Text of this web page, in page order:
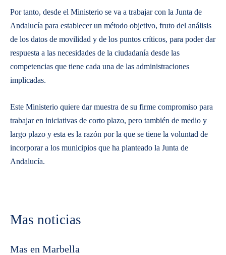
Por tanto, desde el Ministerio se va a trabajar con la Junta de
Andalucía para establecer un método objetivo, fruto del análisis
de los datos de movilidad y de los puntos críticos, para poder dar
respuesta a las necesidades de la ciudadanía desde las
competencias que tiene cada una de las administraciones
implicadas.
Este Ministerio quiere dar muestra de su firme compromiso para
trabajar en iniciativas de corto plazo, pero también de medio y
largo plazo y esta es la razón por la que se tiene la voluntad de
incorporar a los municipios que ha planteado la Junta de
Andalucía.
Mas noticias
Mas en Marbella